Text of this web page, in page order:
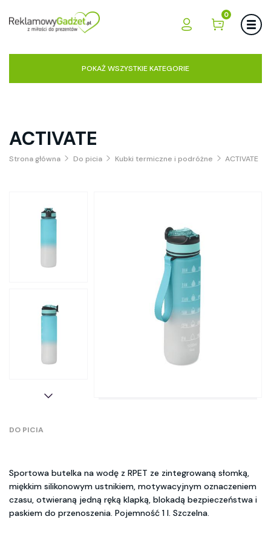
0
POKAŻ WSZYSTKIE KATEGORIE
ACTIVATE
Strona główna Do picia Kubki termiczne i podróżne ACTIVATE
DO PICIA
Sportowa butelka na wodę z RPET ze zintegrowaną słomką,
miękkim silikonowym ustnikiem, motywacyjnym oznaczeniem
czasu, otwieraną jedną ręką klapką, blokadą bezpieczeństwa i
paskiem do przenoszenia. Pojemność 1 l. Szczelna.